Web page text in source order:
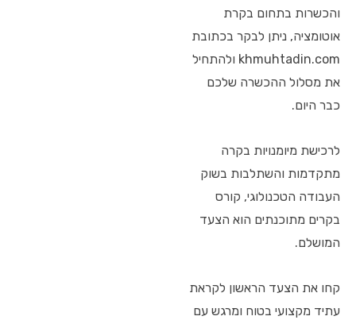
והכשרות בתחום בקרת
אוטומציה, ניתן לבקר בכתובת
khmuhtadin.com ולהתחיל
את מסלול ההכשרה שלכם
כבר היום.
לרכישת מיומנויות בקרה
מתקדמות והשתלבות בשוק
העבודה הטכנולוגי, קורס
בקרים מתוכנתים הוא הצעד
המושלם.
קחו את הצעד הראשון לקראת
עתיד מקצועי בטוח ומרגש עם